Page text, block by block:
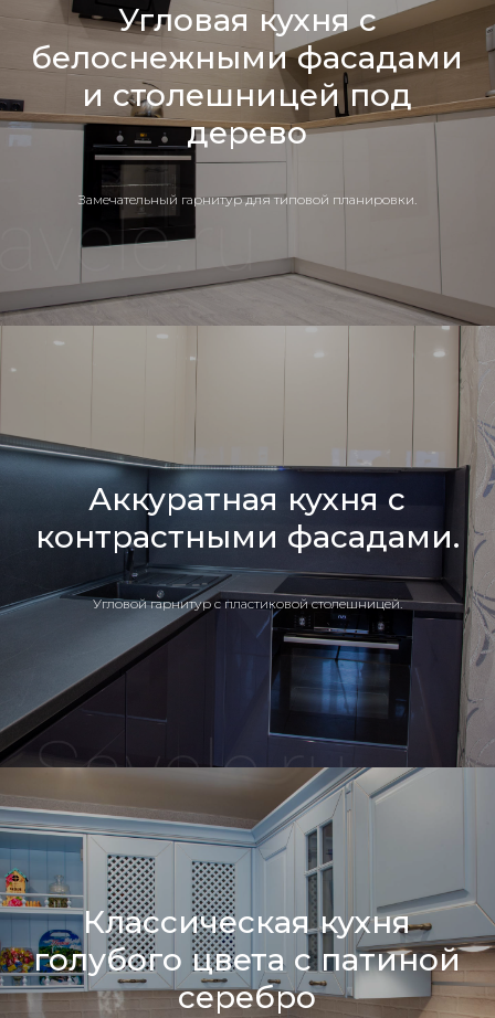
Угловая кухня с
белоснежными фасадами
и столешницей под
дерево
Замечательный гарнитур для типовой планировки.
Аккуратная кухня с
контрастными фасадами.
Угловой гарнитур с пластиковой столешницей.
Классическая кухня
голубого цвета с патиной
серебро